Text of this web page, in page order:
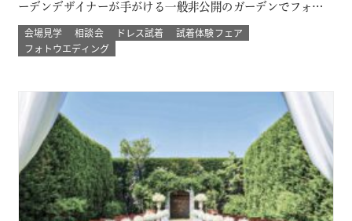
ーデンデザイナーが手がける一般非公開のガーデンでフォト
ウェディング。 プロのカメラマンと一緒に 二人以外は誰もい
ない こだわりのプライベートガーデンでのウェディングフォ
会場見学 相談会 ドレス試着
試着体験フェア
フォトウエディング